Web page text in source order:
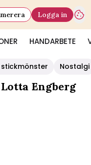
HANDARBETE
Logga in
Nostalgi
Engberg